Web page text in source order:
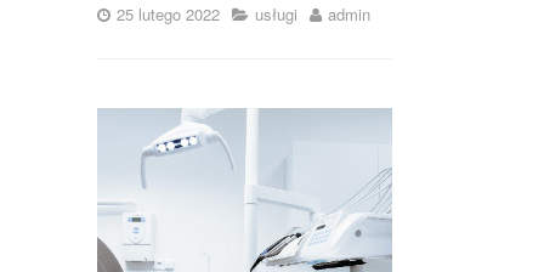
25 lutego 2022 usługi admin